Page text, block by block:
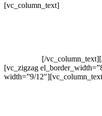
[vc_column_text]
[/
[vc_zigzag
width=”9/